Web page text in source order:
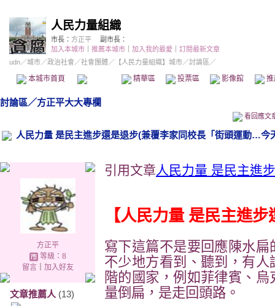
人民力量組織
市長： 方正平
副市長：
加入本城市
推薦本城市 加入我的最愛
訂閱最新文章
udn／城市／政治社會 ／社會團體／ 【人民力量組織】城市／討論區／
本城市首頁 精華區 投票區 影像館
討論區／方正平大大專欄
看回應文
人民力量 是民主進步還是退步(兼覆李家同校長「街頭運動…今
方正平
等級：8
留言｜ 加入好友
文章推薦人 (13)
引用文章 人民力量 是民主進
【人民力量 是民主進
寫下這篇不是要回應陳水
不少地方看到、聽到，有
階的國家，例如菲律賓、
量倒扁，是走回頭路。